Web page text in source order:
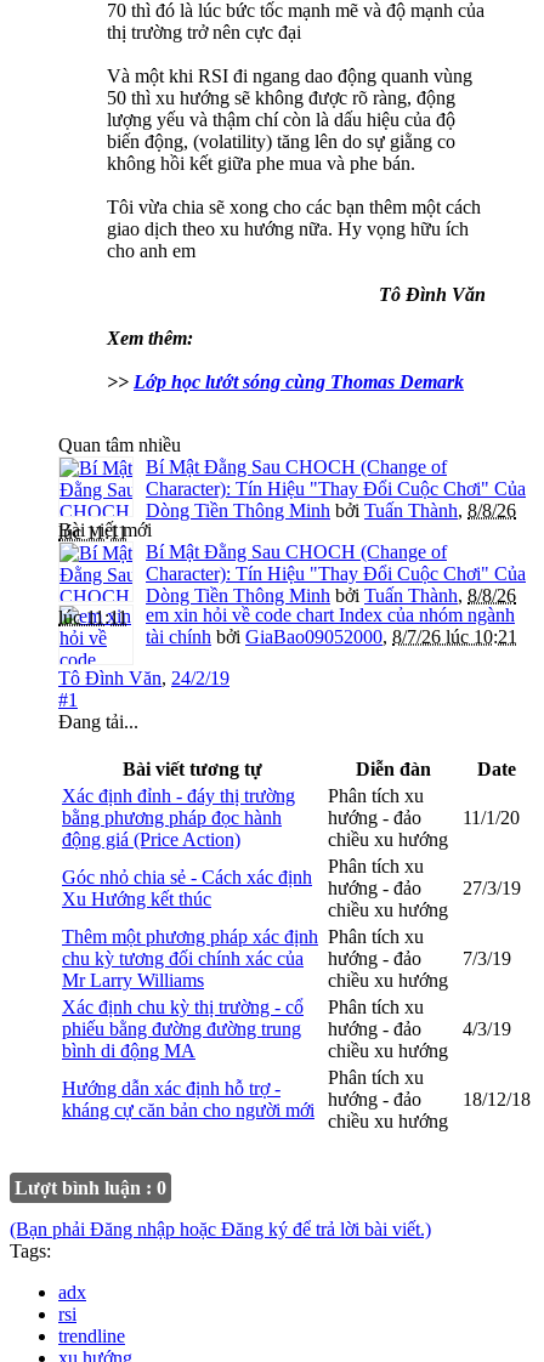
70 thì đó là lúc bức tốc mạnh mẽ và độ mạnh của
thị trường trở nên cực đại
Và một khi RSI đi ngang dao động quanh vùng
50 thì xu hướng sẽ không được rõ ràng, động
lượng yếu và thậm chí còn là dấu hiệu của độ
biến động, (volatility) tăng lên do sự giằng co
không hồi kết giữa phe mua và phe bán.
Tôi vừa chia sẽ xong cho các bạn thêm một cách
giao dịch theo xu hướng nữa. Hy vọng hữu ích
cho anh em
Tô Đình Văn
Xem thêm:
>> Lớp học lướt sóng cùng Thomas Demark
Quan tâm nhiều
Bí Mật Đằng Sau CHOCH (Change of
Character): Tín Hiệu "Thay Đổi Cuộc Chơi" Của
Dòng Tiền Thông Minh bởi Tuấn Thành, 8/8/26
lúc 11:11
Bài viết mới
Bí Mật Đằng Sau CHOCH (Change of
Character): Tín Hiệu "Thay Đổi Cuộc Chơi" Của
Dòng Tiền Thông Minh bởi Tuấn Thành, 8/8/26
lúc 11:11
em xin hỏi về code chart Index của nhóm ngành
tài chính bởi GiaBao09052000, 8/7/26 lúc 10:21
Tô Đình Văn, 24/2/19
#1
Đang tải...
Bài viết tương tự Diễn đàn
Date
Xác định đỉnh - đáy thị trường
bằng phương pháp đọc hành
động giá (Price Action)
Phân tích xu
hướng - đảo
chiều xu hướng
11/1/20
Góc nhỏ chia sẻ - Cách xác định
Xu Hướng kết thúc
Phân tích xu
hướng - đảo
chiều xu hướng
27/3/19
Thêm một phương pháp xác định
chu kỳ tương đối chính xác của
Mr Larry Williams
Phân tích xu
hướng - đảo
chiều xu hướng
7/3/19
Xác định chu kỳ thị trường - cổ
phiếu bằng đường đường trung
bình di động MA
Phân tích xu
hướng - đảo
chiều xu hướng
4/3/19
Hướng dẫn xác định hỗ trợ -
kháng cự căn bản cho người mới
Phân tích xu
hướng - đảo
chiều xu hướng
18/12/18
Lượt bình luận : 0
(Bạn phải Đăng nhập hoặc Đăng ký để trả lời bài viết.)
Tags:
adx
rsi
trendline